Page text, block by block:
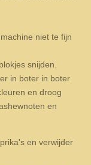
niet te fijn
snijden.
in boter in boter
en droog
en
en verwijder